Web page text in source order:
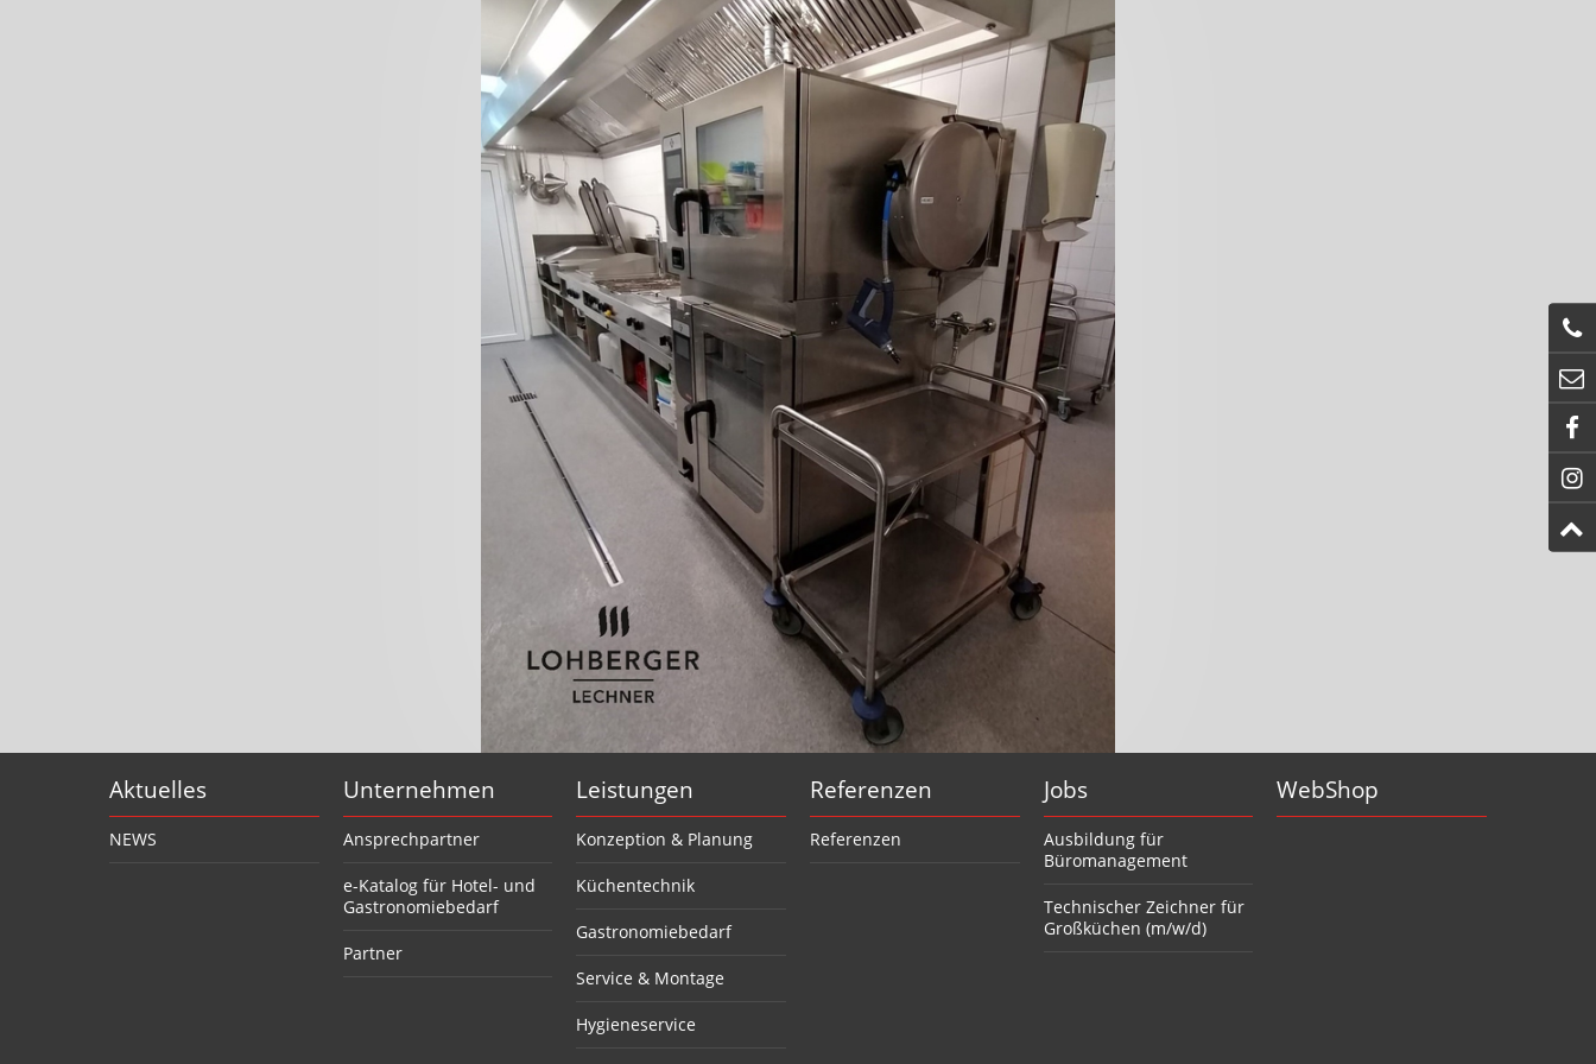
Aktuelles
NEWS
Unternehmen
Ansprechpartner
e-Katalog für Hotel- und
Gastronomiebedarf
Partner
Leistungen
Konzeption & Planung
Küchentechnik
Gastronomiebedarf
Service & Montage
Hygieneservice
Referenzen
Referenzen
Jobs
Ausbildung für
Büromanagement
Technischer Zeichner für
Großküchen (m/w/d)
WebShop